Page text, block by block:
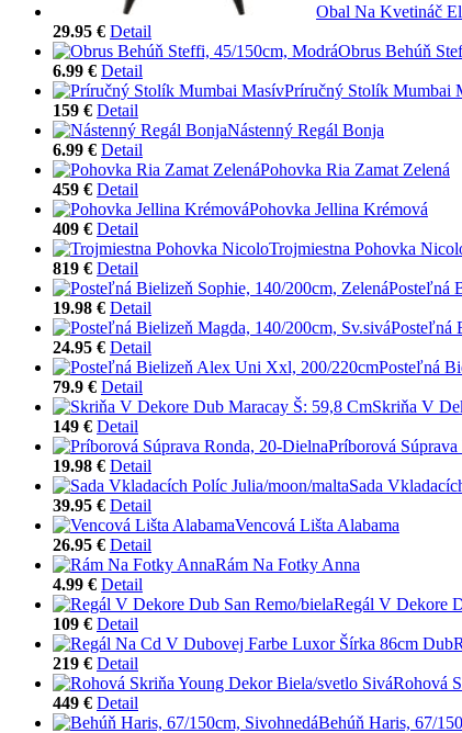
Obal Na Kvetináč
29.95 € Detail
Obrus Behúň
6.99 € Detail
Príručný Stolík Mumbai
159 € Detail
Nástenný Regál Bonja
6.99 € Detail
Pohovka Ria Zamat Zelená
459 € Detail
Pohovka Jellina Krémová
409 € Detail
Trojmiestna Pohovka
819 € Detail
Posteľná
19.98 € Detail
Posteľná
24.95 € Detail
Posteľná
79.9 € Detail
Skriňa V
149 € Detail
Príborová
19.98 € Detail
Sada
39.95 € Detail
Vencová Lišta Alabama
26.95 € Detail
Rám Na Fotky Anna
4.99 € Detail
Regál V Dekore
109 € Detail
219 € Detail
Rohová
449 € Detail
Behúň Haris, 67/